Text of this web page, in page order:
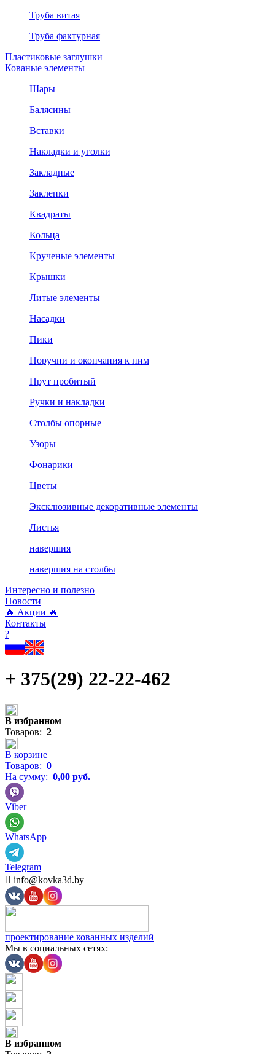
Труба витая
Труба фактурная
Пластиковые заглушки
Кованые элементы
Шары
Балясины
Вставки
Накладки и уголки
Закладные
Заклепки
Квадраты
Кольца
Крученые элементы
Крышки
Литые элементы
Насадки
Пики
Поручни и окончания к ним
Прут пробитый
Ручки и накладки
Столбы опорные
Узоры
Фонарики
Цветы
Эксклюзивные декоративные элементы
Листья
навершия
навершия на столбы
Интересно и полезно
Новости
🔥 Акции 🔥
Контакты
?
+ 375(29) 22-22-462
В избранном
Товаров: 2
В корзине
Товаров: 0
На сумму: 0,00 руб.
Viber
WhatsApp
Telegram
 info@kovka3d.by
проектирование кованных изделий
Мы в социальных сетях:
В избранном